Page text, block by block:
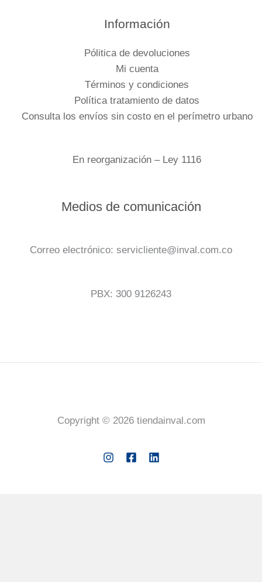
Información
Pólitica de devoluciones
Mi cuenta
Términos y condiciones
Política tratamiento de datos
Consulta los envíos sin costo en el perímetro urbano
En reorganización – Ley 1116
Medios de comunicación
Correo electrónico: servicliente@inval.com.co
PBX: 300 9126243
Copyright © 2026 tiendainval.com